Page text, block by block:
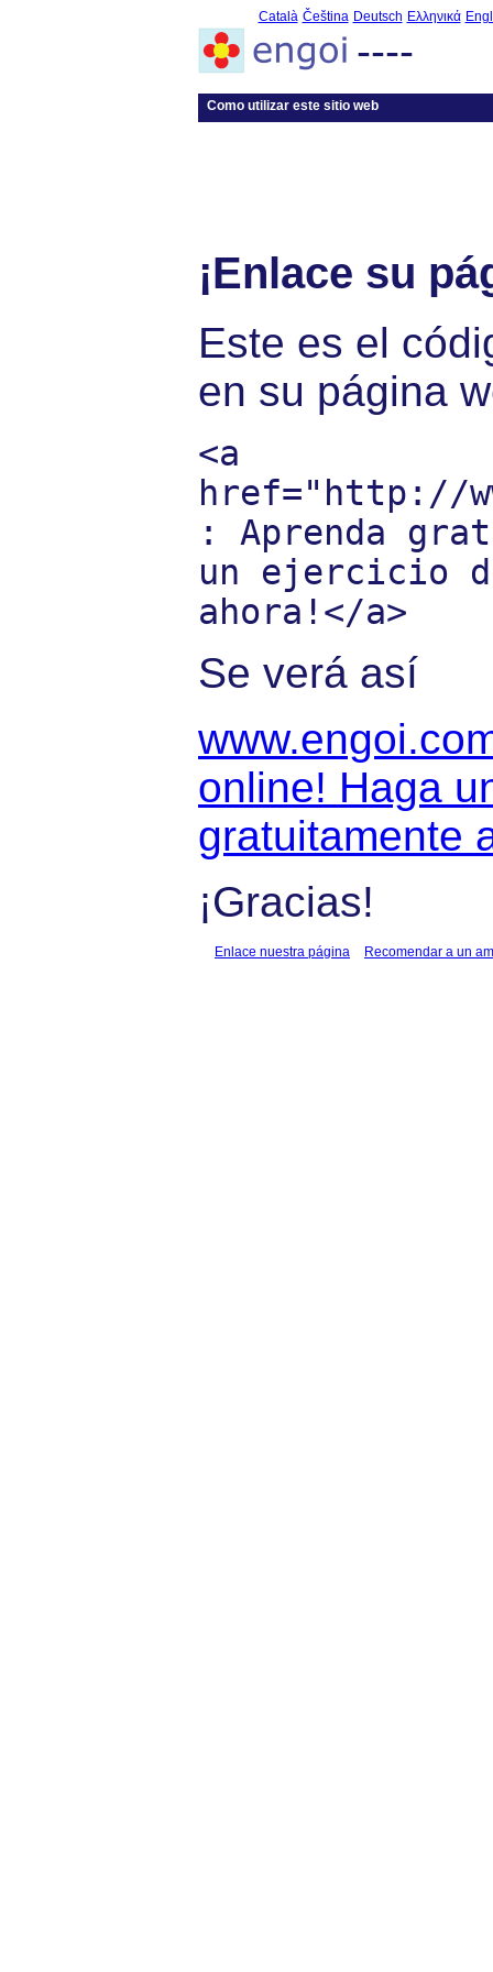
Català Čeština Deutsch Ελληνικά
----
Como utilizar este sitio web
¡Enlace su
Este es el
en su página
<a
href="http://
: Aprenda
un ejercicio
ahora!</a>
Se verá así
online! Haga
gratuitamente
¡Gracias!
Enlace nuestra página Recomendar a un